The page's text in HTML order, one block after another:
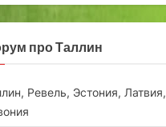
про Таллин
Ревель, Эстония, Латвия,